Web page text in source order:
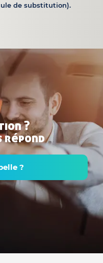
de substitution).
?
répond
?